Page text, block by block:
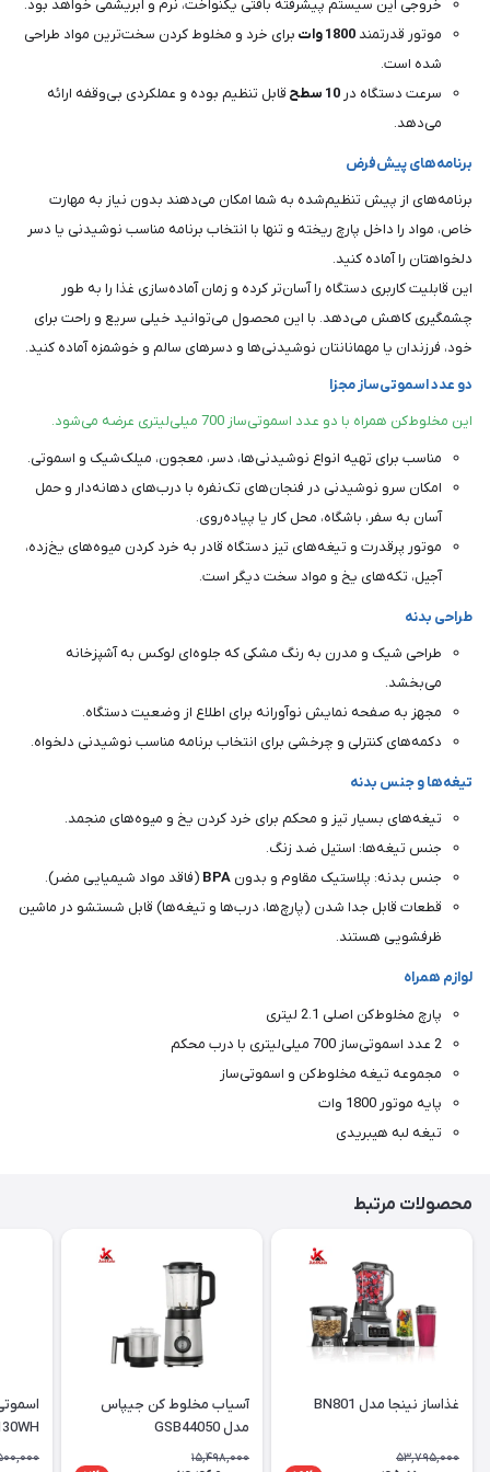
خروجی این سیستم پیشرفته بافتی یکنواخت، نرم و ابریشمی خواهد بود.
موتور قدرتمند1800 وات برای خرد و مخلوط کردن سخت‌ترین مواد طراحی
شده است.
سرعت دستگاه در10 سطح قابل تنظیم بوده و عملکردی بی‌وقفه ارائه
می‌دهد.
برنامه‌های پیش‌فرض
برنامه‌های از پیش تنظیم‌شده به شما امکان می‌دهند بدون نیاز به مهارت
خاص، مواد را داخل پارچ ریخته و تنها با انتخاب برنامه مناسب نوشیدنی یا دسر
دلخواهتان را آماده کنید.
این قابلیت کاربری دستگاه را آسان‌تر کرده و زمان آماده‌سازی غذا را به طور
چشمگیری کاهش می‌دهد. با این محصول می‌توانید خیلی سریع و راحت برای
خود، فرزندان یا مهمانانتان نوشیدنی‌ها و دسرهای سالم و خوشمزه آماده کنید.
دو عدد اسموتی‌ساز مجزا
این مخلوط‌کن همراه با دو عدد اسموتی‌ساز 700 میلی‌لیتری عرضه می‌شود.
مناسب برای تهیه انواع نوشیدنی‌ها، دسر، معجون، میلک‌شیک و اسموتی.
امکان سرو نوشیدنی در فنجان‌های تک‌نفره با درب‌های دهانه‌دار و حمل
آسان به سفر، باشگاه، محل کار یا پیاده‌روی.
موتور پرقدرت و تیغه‌های تیز دستگاه قادر به خرد کردن میوه‌های یخ‌زده،
آجیل، تکه‌های یخ و مواد سخت دیگر است.
طراحی بدنه
طراحی شیک و مدرن به رنگ مشکی که جلوه‌ای لوکس به آشپزخانه
می‌بخشد.
مجهز به صفحه نمایش نوآورانه برای اطلاع از وضعیت دستگاه.
دکمه‌های کنترلی و چرخشی برای انتخاب برنامه مناسب نوشیدنی دلخواه.
تیغه‌ها و جنس بدنه
تیغه‌های بسیار تیز و محکم برای خرد کردن یخ و میوه‌های منجمد.
جنس تیغه‌ها: استیل ضد زنگ.
جنس بدنه: پلاستیک مقاوم و بدونBPA (فاقد مواد شیمیایی مضر).
قطعات قابل جدا شدن (پارچ‌ها، درب‌ها و تیغه‌ها) قابل شستشو در ماشین
ظرفشویی هستند.
لوازم همراه
پارچ مخلوط‌کن اصلی 2.1 لیتری
2 عدد اسموتی‌ساز 700 میلی‌لیتری با درب محکم
مجموعه تیغه مخلوط‌کن و اسموتی‌ساز
پایه موتور 1800 وات
تیغه لبه هیبریدی
محصولات مرتبط
غذاساز نینجا مدل BN801
53,795,000
آسیاب مخلوط کن جیپاس
مدل GSB44050
15,498,000